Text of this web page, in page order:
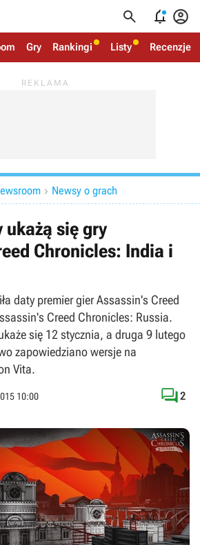
  
Gry Rankingi Listy Recenzje
 Newsy o grach
ukażą się gry
Chronicles: India i
daty premier gier Assassin's Creed
Creed Chronicles: Russia.
się 12 stycznia, a druga 9 lutego
zapowiedziano wersje na
Vita.
10:00 2